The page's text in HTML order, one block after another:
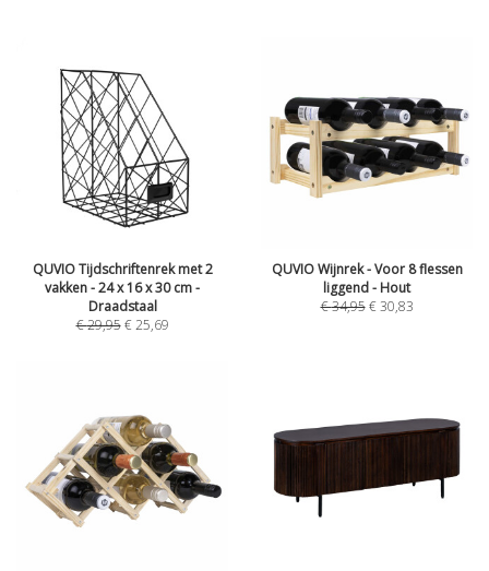
QUVIO Tijdschriftenrek met 2
vakken - 24 x 16 x 30 cm -
Draadstaal
€29,95 €25,69
QUVIO Wijnrek - Voor 8 flessen
liggend - Hout
€34,95 €30,83